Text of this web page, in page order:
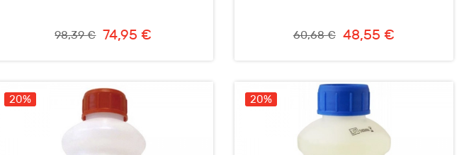
98,39 € 74,95 € 60,68 € 48,55 €
20% 20%